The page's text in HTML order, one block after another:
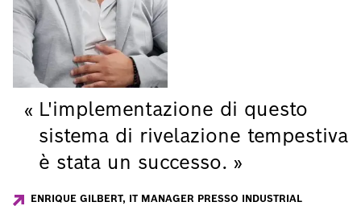
L'implementazione di questo
sistema di rivelazione tempestiva
è stata un successo.
ENRIQUE GILBERT, IT MANAGER PRESSO INDUSTRIAL